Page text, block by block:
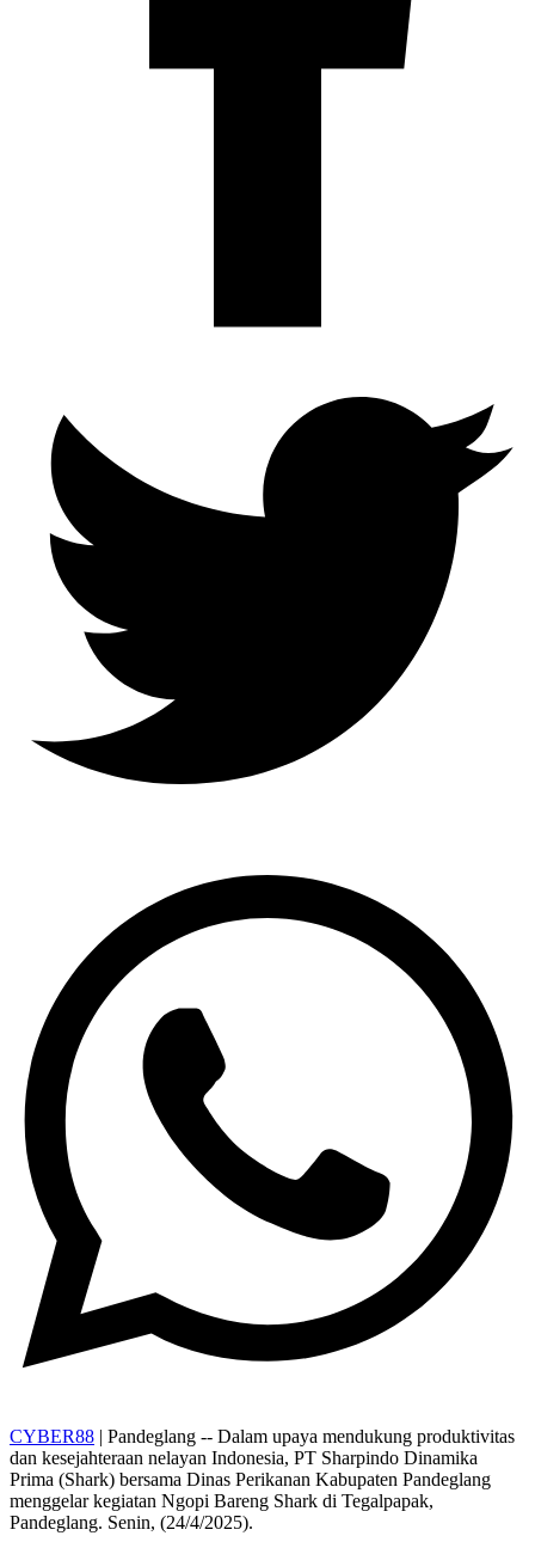
CYBER88 | Pandeglang -- Dalam upaya mendukung produktivitas
dan kesejahteraan nelayan Indonesia, PT Sharpindo Dinamika
Prima (Shark) bersama Dinas Perikanan Kabupaten Pandeglang
menggelar kegiatan Ngopi Bareng Shark di Tegalpapak,
Pandeglang. Senin, (24/4/2025).